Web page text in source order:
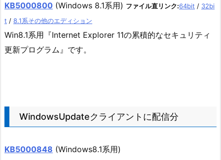
KB5000800 (Windows 8.1系用) ファイル直リンク:64bit / 32bi
t / 8.1系その他のエディション
Win8.1系用『Internet Explorer 11の累積的なセキュリティ
更新プログラム』です。
WindowsUpdateクライアントに配信分
KB5000848 (Windows8.1系用)